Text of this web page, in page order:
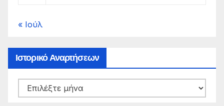
« Ιούλ
Ιστορικό Αναρτήσεων
Ιστορικό
Αναρτήσεων